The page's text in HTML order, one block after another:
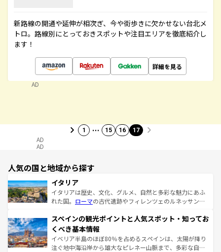
新路線の開通や延伸が相次ぎ、今や街歩きに欠かせない台北メ
トロ。路線別にとっておきスポットや注目エリアを徹底紹介し
ます！
詳細を見る
AD
1 … 15 16 17
AD
AD
人気の国と地域から探す
イタリア
イタリアは歴史、文化、グルメ、自然と多彩な魅力にあふ
れた国。 ローマの古代遺跡やフィレンツェのルネッサンス
ろん、トスカーナの美しい田園風景やアマルフィ海岸の絶
景など、自然景観も見逃せない。観光の合間には、本場の
ピザやパスタなど、絶品のイタリア料理を堪能することも
できる。朝目覚めてから夜眠るまで、すべての瞬間を楽し
スペインの観光ポイントと人気スポット・知ってお
くべき基本情報
イベリア半島のほぼ80％を占めるスペインは、太陽が降り
注ぐ地中海沿岸から雄大なピレネー山脈まで、多彩な自然